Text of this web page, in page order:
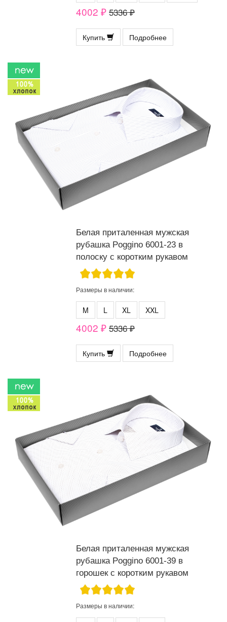
4002 ₽ 5336 ₽
Купить Подробнее
Белая приталенная мужская
рубашка Poggino 6001-23 в
полоску с коротким рукавом
Размеры в наличии:
M L XL XXL
4002 ₽ 5336 ₽
Купить Подробнее
Белая приталенная мужская
рубашка Poggino 6001-39 в
горошек с коротким рукавом
Размеры в наличии: